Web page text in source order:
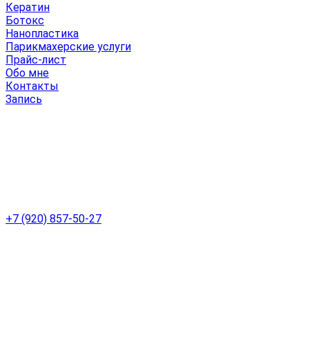
Кератин
Ботокс
Нанопластика
Парикмахерские услуги
Прайс-лист
Обо мне
Контакты
Запись
+7 (920) 857-50-27